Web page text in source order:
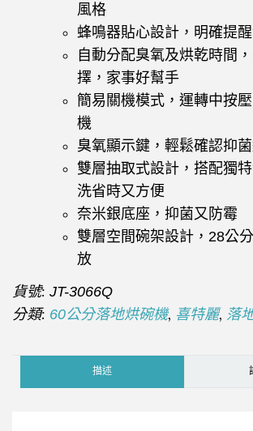
風格
蜂鳴器貼心設計，明確提
自動分配臭氧及烘乾時間
擇，家事好幫手
簡易關機模式，運轉中按
機
臭氧顯示鍵，輕鬆確認抑
雙層抽取式設計，搭配獨
洗省時又方便
奈米銀底座，抑菌又防霉
雙層空間碗架設計， 28公
放
貨號: JT-3066Q
分類: 60公分落地烘碗機, 喜特麗, 落
描述